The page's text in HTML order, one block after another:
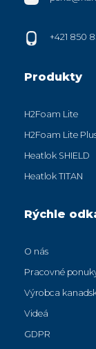
+421 850
Produkty
H2Foam Lite
H2Foam Lite
Heatlok SHIELD
Heatlok TITAN
Rýchle
O nás
Pracovné
Výrobca
Videá
GDPR